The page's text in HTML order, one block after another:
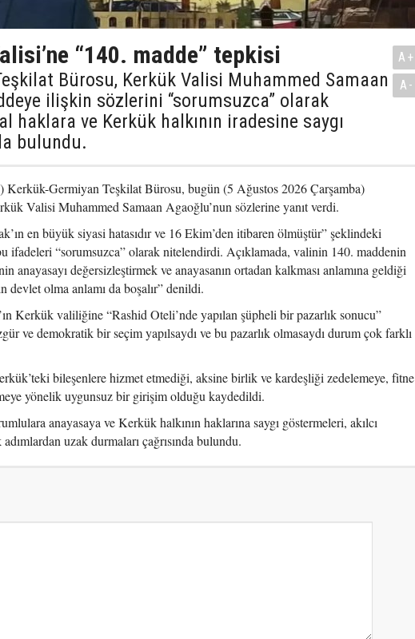
“140. madde” tepkisi
Bürosu, Kerkük Valisi Muhammed Samaan
ilişkin sözlerini “sorumsuzca” olarak
haklara ve Kerkük halkının iradesine saygı
bulundu.
A+
A-
Germiyan Teşkilat Bürosu, bugün (5 Ağustos 2026 Çarşamba)
Valisi Muhammed Samaan Agaoğlu’nun sözlerine yanıt verdi.
en büyük siyasi hatasıdır ve 16 Ekim’den itibaren ölmüştür” şeklindeki
ifadeleri “sorumsuzca” olarak nitelendirdi. Açıklamada, valinin 140. maddenin
anayasayı değersizleştirmek ve anayasanın ortadan kalkması anlamına geldiği
devlet olma anlamı da boşalır” denildi.
Kerkük valiliğine “Rashid Oteli’nde yapılan şüpheli bir pazarlık sonucu”
ve demokratik bir seçim yapılsaydı ve bu pazarlık olmasaydı durum çok farklı
bileşenlere hizmet etmediği, aksine birlik ve kardeşliği zedelemeye, fitne
yönelik uygunsuz bir girişim olduğu kaydedildi.
anayasaya ve Kerkük halkının haklarına saygı göstermeleri, akılcı
uzak durmaları çağrısında bulundu.